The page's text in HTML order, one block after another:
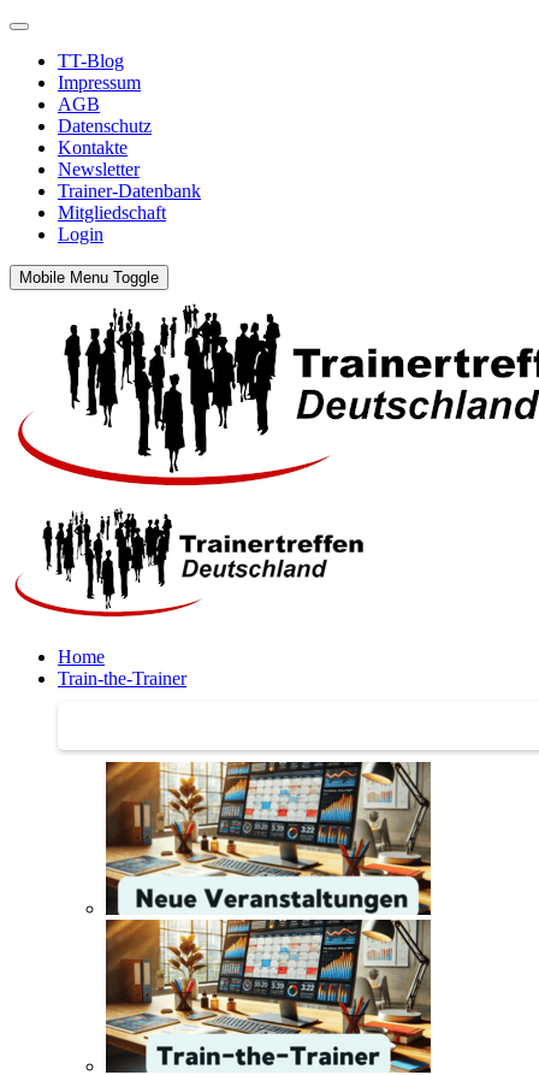
TT-Blog
Impressum
AGB
Datenschutz
Kontakte
Newsletter
Trainer-Datenbank
Mitgliedschaft
Login
Mobile Menu Toggle
Home
Train-the-Trainer